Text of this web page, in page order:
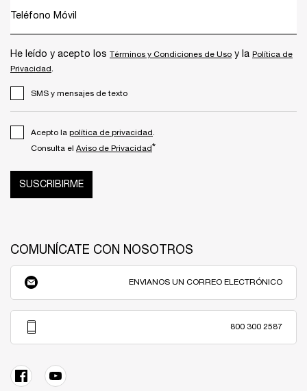
Teléfono Móvil
He leído y acepto los Términos y Condiciones de Uso y la Política de
Privacidad.
SMS y mensajes de texto
Acepto la política de privacidad
Consulta el Aviso de Privacidad*
SUSCRIBIRME
COMUNÍCATE CON NOSOTROS
ENVIANOS UN CORREO ELECTRÓNICO
800 300 2587